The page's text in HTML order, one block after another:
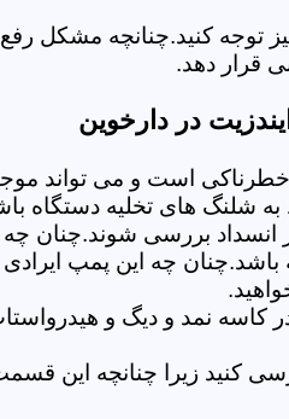
توجه کنید.چنانچه مشکل
قرار دهد.
در دارخوین
است و می تواند
شلنگ های تخلیه دستگاه
بررسی شوند.چنان
باشد.چنان چه این پمپ
کاسه نمد و دیگ و
کنید زیرا چنانچه این